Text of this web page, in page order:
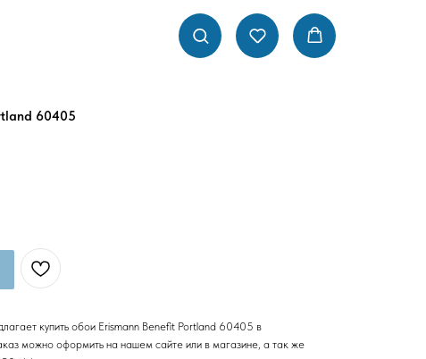
60405
купить обои Erismann Benefit Portland 60405 в
можно оформить на нашем сайте или в магазине, а так же